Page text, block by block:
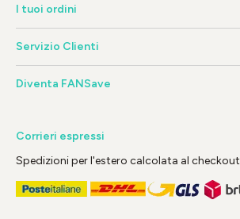
I tuoi ordini
Servizio Clienti
Diventa FANSave
Corrieri espressi
Spedizioni per l'estero calcolata al checkout